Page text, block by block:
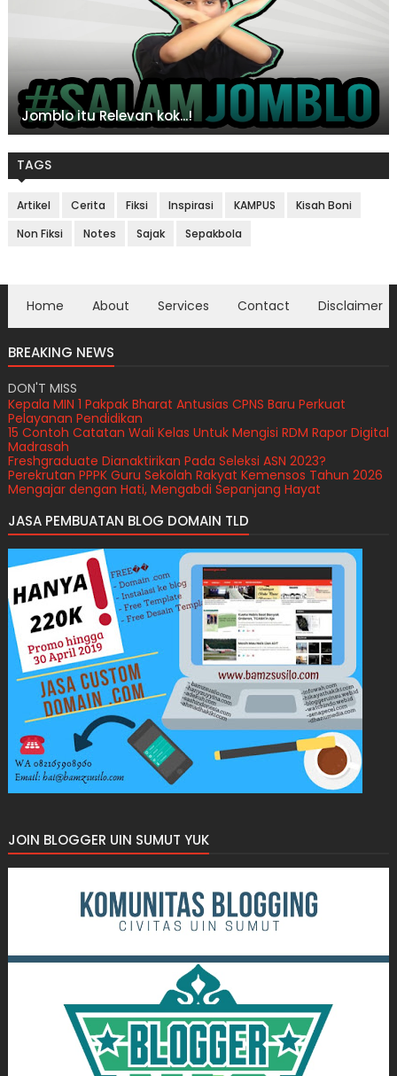
Jomblo itu Relevan kok...!
TAGS
Artikel Cerita Fiksi Inspirasi KAMPUS
Kisah Boni
Non Fiksi
Notes Sajak Sepakbola
Home About Services Contact Disclaimer
BREAKING NEWS
DON'T MISS
Kepala MIN 1 Pakpak Bharat Antusias CPNS Baru Perkuat
Pelayanan Pendidikan
15 Contoh Catatan Wali Kelas Untuk Mengisi RDM Rapor Digital
Madrasah
Freshgraduate Dianaktirikan Pada Seleksi ASN 2023?
Perekrutan PPPK Guru Sekolah Rakyat Kemensos Tahun 2026
Mengajar dengan Hati, Mengabdi Sepanjang Hayat
JASA PEMBUATAN BLOG DOMAIN TLD
JOIN BLOGGER UIN SUMUT YUK